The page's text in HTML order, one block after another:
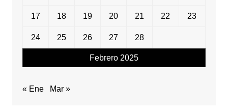
Febrero 2025
17 18 19 20 21 22 23
24 25 26 27 28
« Ene Mar »